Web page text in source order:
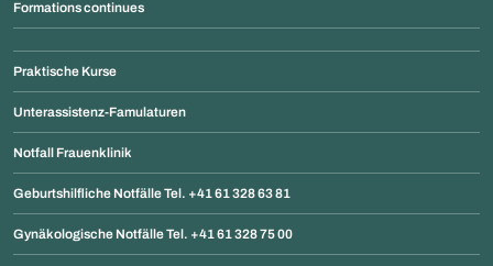
Formations continues
Praktische Kurse
Unterassistenz-Famulaturen
Notfall Frauenklinik
Geburtshilfliche Notfälle Tel. +41 61 328 63 81
Gynäkologische Notfälle Tel. +41 61 328 75 00